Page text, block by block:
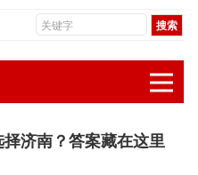
济南？答案藏在这里